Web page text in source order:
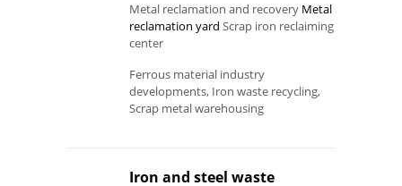
Metal reclamation and recovery Metal
reclamation yard Scrap iron reclaiming
center
Ferrous material industry
developments, Iron waste recycling,
Scrap metal warehousing
Iron and steel waste